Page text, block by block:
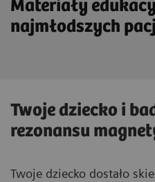
Materiały
najmłodszych
Twoje dziecko i
rezonansu
Twoje dziecko dostało